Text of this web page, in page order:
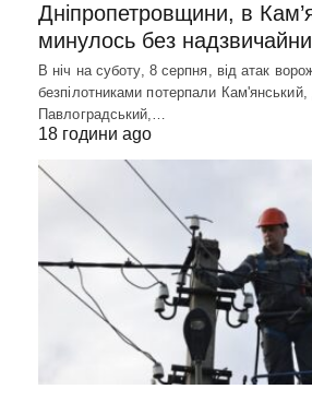
Дніпропетровщини, в
минулось без
В ніч на суботу, 8 серпня, від атак
безпілотниками потерпали Кам'янський,
Павлоградський,…
18 години ago